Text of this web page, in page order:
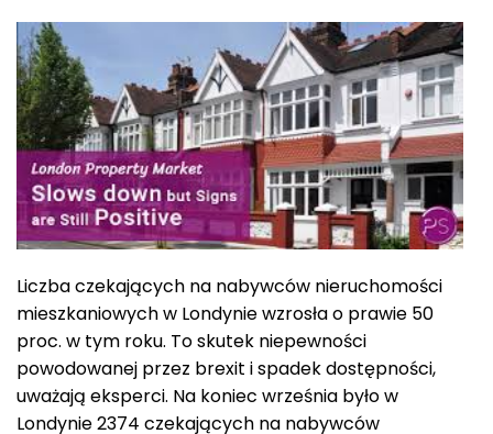
Liczba czekających na nabywców nieruchomości
mieszkaniowych w Londynie wzrosła o prawie 50
proc. w tym roku. To skutek niepewności
powodowanej przez brexit i spadek dostępności,
uważają eksperci. Na koniec września było w
Londynie 2374 czekających na nabywców